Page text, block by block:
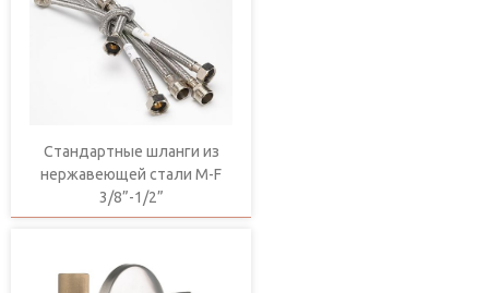
Стандартные шланги из
нержавеющей стали M-F
3/8”-1/2”